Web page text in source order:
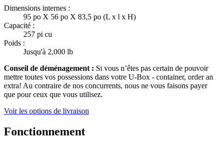
Dimensions internes :
95 po X 56 po X 83,5 po (L x l x H)
Capacité :
257 pi cu
Poids :
Jusqu'à 2,000 lb
Conseil de déménagement : Si vous n’êtes pas certain de pouvoir
mettre toutes vos possessions dans votre U-Box - container, order an
extra! Au contraire de nos concurrents, nous ne vous faisons payer
que pour ceux que vous utilisez.
Voir les options de livraison
Fonctionnement